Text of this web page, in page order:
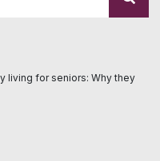
living for seniors: Why they